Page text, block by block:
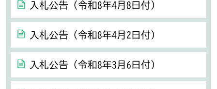
入札公告（令和8年4月8日付）
入札公告（令和8年4月2日付）
入札公告（令和8年3月6日付）